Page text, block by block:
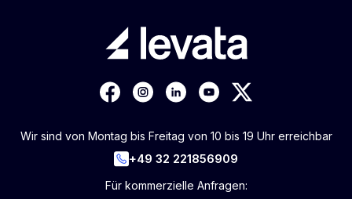
Wir sind von Montag bis Freitag von 10 bis 19 Uhr erreichbar
+49 32 221856909
Für kommerzielle Anfragen: